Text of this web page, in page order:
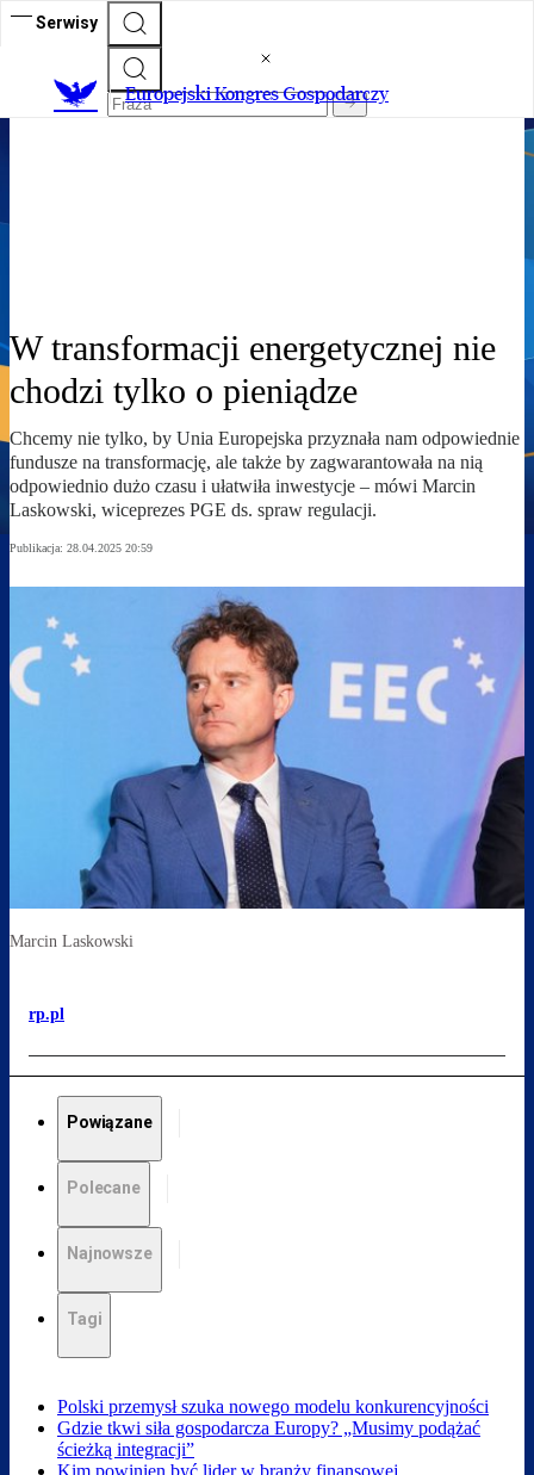
Serwisy
Europejski Kongres Gospodarczy
XVIII Europejski Kongres
Gospodarczy
W transformacji energetycznej nie
chodzi tylko o pieniądze
Chcemy nie tylko, by Unia Europejska przyznała nam odpowiednie
fundusze na transformację, ale także by zagwarantowała na nią
odpowiednio dużo czasu i ułatwiła inwestycje – mówi Marcin
Laskowski, wiceprezes PGE ds. spraw regulacji.
Publikacja: 28.04.2025 20:59
Marcin Laskowski
rp.pl
Powiązane
Polecane
Najnowsze
Tagi
Polski przemysł szuka nowego modelu konkurencyjności
Gdzie tkwi siła gospodarcza Europy? „Musimy podążać
ścieżką integracji”
Kim powinien być lider w branży finansowej